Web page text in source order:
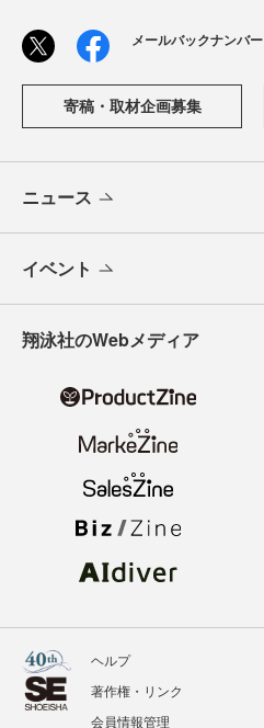
メールバックナンバー
寄稿・取材企画募集
ニュース
イベント
翔泳社のWebメディア
ヘルプ
著作権・リンク
会員情報管理